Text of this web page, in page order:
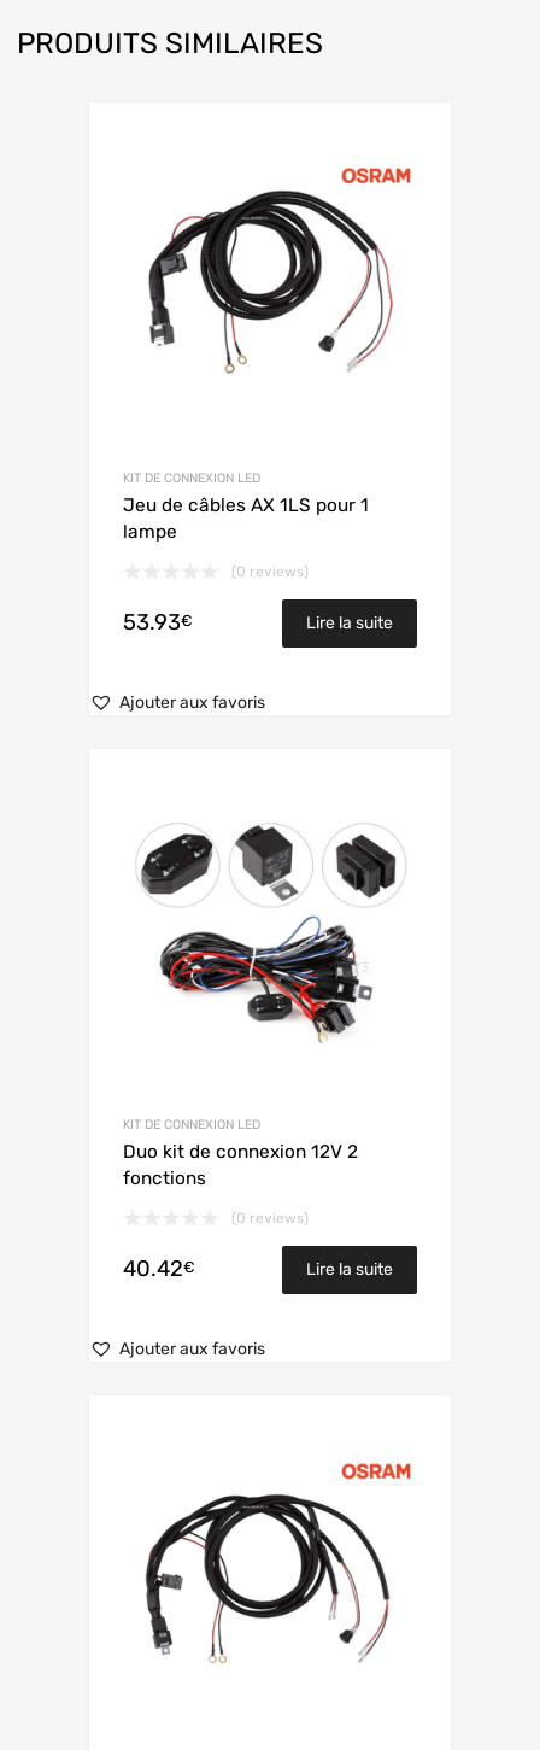
PRODUITS SIMILAIRES
KIT DE CONNEXION LED
Jeu de câbles AX 1LS pour 1
lampe
(0 reviews)
53.93€ Lire la suite
Ajouter aux favoris
KIT DE CONNEXION LED
Duo kit de connexion 12V 2
fonctions
(0 reviews)
40.42€ Lire la suite
Ajouter aux favoris